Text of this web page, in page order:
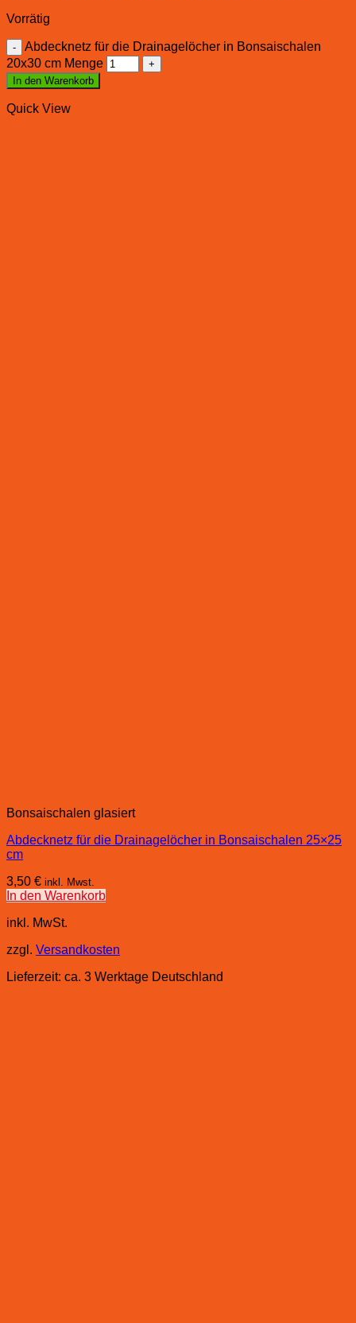
Vorrätig
Abdecknetz für die Drainagelöcher in Bonsaischalen
20x30 cm Menge
In den Warenkorb
Quick View
Bonsaischalen glasiert
Abdecknetz für die Drainagelöcher in Bonsaischalen 25×25
cm
3,50 € inkl. Mwst.
In den Warenkorb
inkl. MwSt.
zzgl. Versandkosten
Lieferzeit: ca. 3 Werktage Deutschland